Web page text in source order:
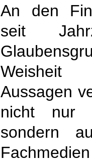
An den
seit
Aussagen
nicht nur
sondern